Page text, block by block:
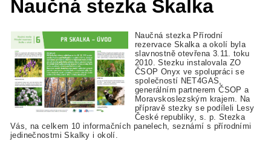
Naučná stezka Skalka
Naučná stezka Přírodní
rezervace Skalka a okolí byla
slavnostně otevřena 3.11. toku
2010. Stezku instalovala ZO
ČSOP Onyx ve spolupráci se
společností NET4GAS,
generálním partnerem ČSOP a
Moravskoslezským krajem. Na
přípravě stezky se podíleli Lesy
České republiky, s. p. Stezka
Vás, na celkem 10 informačních panelech, seznámí s přírodními
jedinečnostmi Skalky i okolí.